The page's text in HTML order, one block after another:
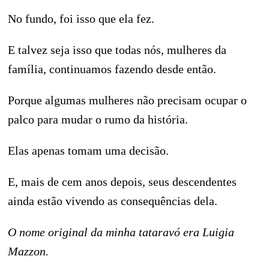
No fundo, foi isso que ela fez.
E talvez seja isso que todas nós, mulheres da
família, continuamos fazendo desde então.
Porque algumas mulheres não precisam ocupar o
palco para mudar o rumo da história.
Elas apenas tomam uma decisão.
E, mais de cem anos depois, seus descendentes
ainda estão vivendo as consequências dela.
O nome original da minha tataravó era Luigia
Mazzon.